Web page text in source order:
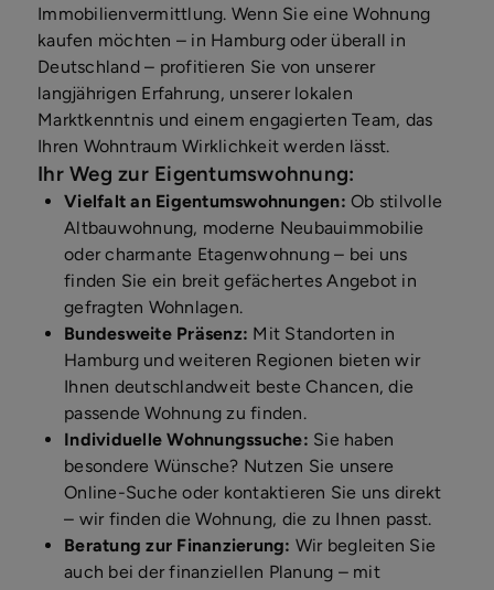
Immobilienvermittlung. Wenn Sie eine Wohnung
kaufen möchten – in Hamburg oder überall in
Deutschland – profitieren Sie von unserer
langjährigen Erfahrung, unserer lokalen
Marktkenntnis und einem engagierten Team, das
Ihren Wohntraum Wirklichkeit werden lässt.
Ihr Weg zur Eigentumswohnung:
Vielfalt an Eigentumswohnungen: Ob stilvolle
Altbauwohnung, moderne Neubauimmobilie
oder charmante Etagenwohnung – bei uns
finden Sie ein breit gefächertes Angebot in
gefragten Wohnlagen.
Bundesweite Präsenz: Mit Standorten in
Hamburg und weiteren Regionen bieten wir
Ihnen deutschlandweit beste Chancen, die
passende Wohnung zu finden.
Individuelle Wohnungssuche: Sie haben
besondere Wünsche? Nutzen Sie unsere
Online-Suche oder kontaktieren Sie uns direkt
– wir finden die Wohnung, die zu Ihnen passt.
Beratung zur Finanzierung: Wir begleiten Sie
auch bei der finanziellen Planung – mit